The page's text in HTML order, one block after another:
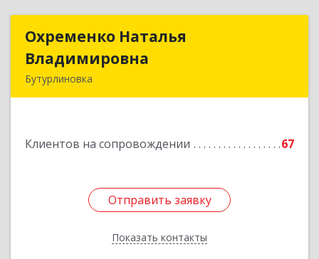
Охременко Наталья
Владимировна
Бутурлиновка
Клиентов на сопровождении 67
Отправить заявку
Показать контакты
Охременко Наталья
Отправить заявку
Назад